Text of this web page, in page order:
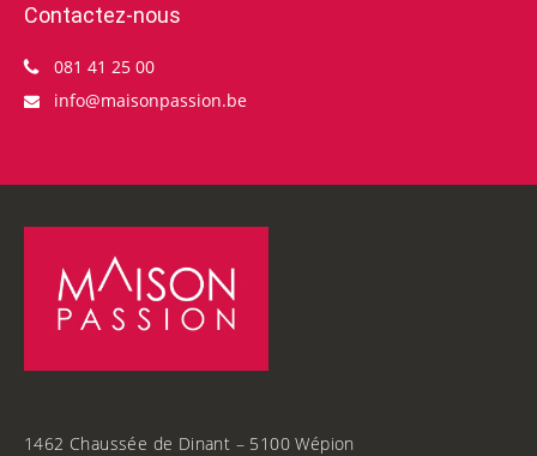
Contactez-nous
081 41 25 00
info@maisonpassion.be
1462 Chaussée de Dinant – 5100 Wépion